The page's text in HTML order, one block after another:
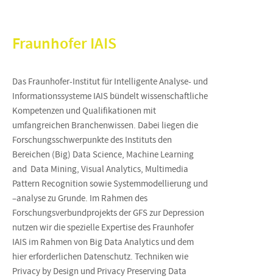
Fraunhofer IAIS
Das Fraunhofer-Institut für Intelligente Analyse- und
Informationssysteme IAIS bündelt wissenschaftliche
Kompetenzen und Qualifikationen mit
umfangreichen Branchenwissen. Dabei liegen die
Forschungsschwerpunkte des Instituts den
Bereichen (Big) Data Science, Machine Learning
and Data Mining, Visual Analytics, Multimedia
Pattern Recognition sowie Systemmodellierung und
–analyse zu Grunde. Im Rahmen des
Forschungsverbundprojekts der GFS zur Depression
nutzen wir die spezielle Expertise des Fraunhofer
IAIS im Rahmen von Big Data Analytics und dem
hier erforderlichen Datenschutz. Techniken wie
Privacy by Design und Privacy Preserving Data